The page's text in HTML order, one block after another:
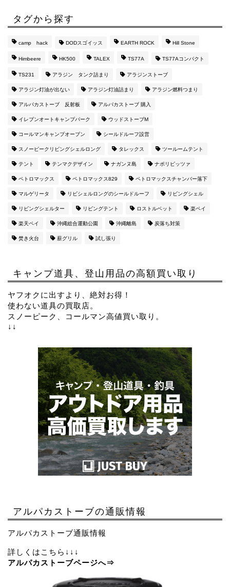
タグから探す
camp hack DODスゴイッス EARTH ROCK Hill Stone
Himbeere HK500 TALEX TS77A TS77Aコンパクト
TS231 アラジン タンク詰まり アラジンストーブ
アラジン灯油が出ない アラジン灯油詰まり アラジン燃料つまり
アルパカストーブ 反射板 アルパカストーブ 購入
イレブンオートキャンプパーク ウッドストーブM
コールマンキャンプオーブン シールドルーフ設営
スノーピークリビングシェルロング タレックス ツールームテント
テント テンマクデザイン ナガンヌ島 ナポリピッツァ
ペトロマックス ペトロマックス829 ペトロマックスチャンバー落下
マルゲリータ リビシェルロングのシールドルーフ リビングシェル
リビングシェルター リビングテント ロストルベット 楽ペイ
楽天ペイ 沖縄総合運動公園 沖縄離島 炭落ち対策
焚き火台 薪グリル 試し張り
キャンプ道具、登山用品の高額買い取り
ヤフオクに出すより、絶対お得！
使わない道具の買取店。
スノーピーク、コールマン高値買い取り。
↓↓
アルパカストーブの通販情報
アルパカストーブ通販情報
詳しくはこちら↓↓↓
アルパカストーブページへ⇒